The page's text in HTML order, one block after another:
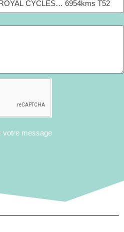
votre message